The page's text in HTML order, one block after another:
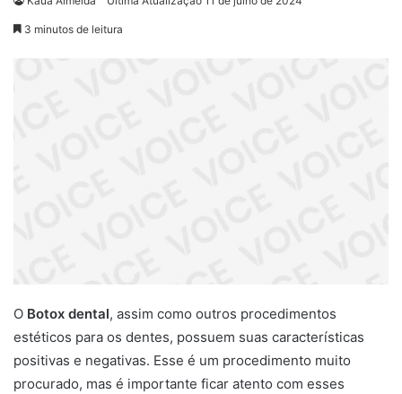
3 minutos de leitura
O Botox dental, assim como outros procedimentos
estéticos para os dentes, possuem suas características
positivas e negativas. Esse é um procedimento muito
procurado, mas é importante ficar atento com esses